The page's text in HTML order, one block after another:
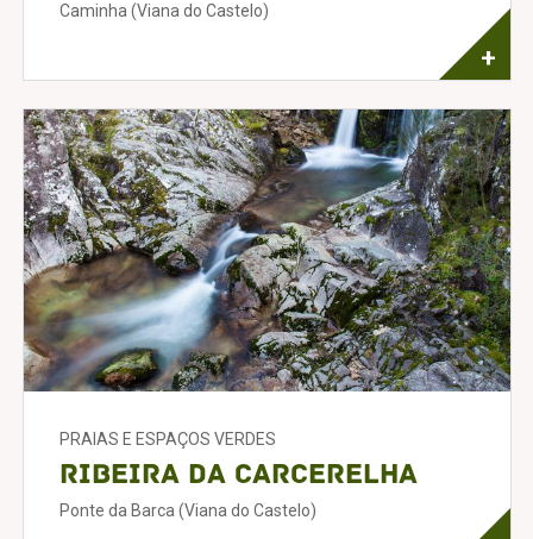
Caminha (Viana do Castelo)
+
PRAIAS E ESPAÇOS VERDES
Ribeira da Carcerelha
Ponte da Barca (Viana do Castelo)